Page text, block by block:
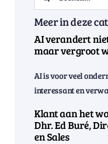
for:
Meer in deze
AI verandert
maar vergroot
AI is voor veel
interessant en
Klant aan het
Dhr. Ed Buré,
en Sales